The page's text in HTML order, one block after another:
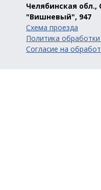
Челябинская обл.,
"Вишневый", 947
Схема проезда
Политика
Согласие на